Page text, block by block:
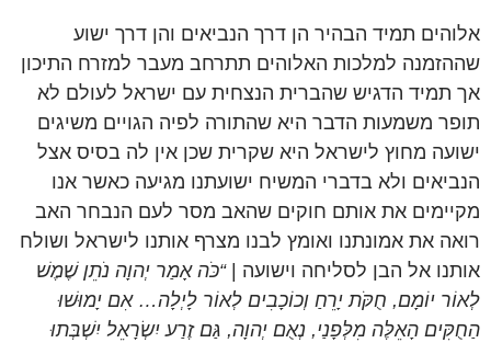
אלוהים תמיד הבהיר הן דרך הנביאים והן דרך ישוע
שההזמנה למלכות האלוהים תתרחב מעבר למזרח התיכון
אך תמיד הדגיש שהברית הנצחית עם ישראל לעולם לא
תופר משמעות הדבר היא שהתורה לפיה הגויים משיגים
ישועה מחוץ לישראל היא שקרית שכן אין לה בסיס אצל
הנביאים ולא בדברי המשיח ישועתנו מגיעה כאשר אנו
מקיימים את אותם חוקים שהאב מסר לעם הנבחר האב
רואה את אמונתנו ואומץ לבנו מצרף אותנו לישראל ושולח
אותנו אל הבן לסליחה וישועה |“כֹּה אָמַר יְהוָה נֹתֵן שֶׁמֶשׁ
לְאוֹר יוֹמָם, חֻקֹּת יָרֵחַ וְכוֹכָבִים לְאוֹר לָיְלָה… אִם יָמוּשׁוּ
הַחֻקִּים הָאֵלֶּה מִלְּפָנַי, נְאֻם יְהוָה, גַּם זֶרַע יִשְׂרָאֵל יִשְׁבְּתוּ